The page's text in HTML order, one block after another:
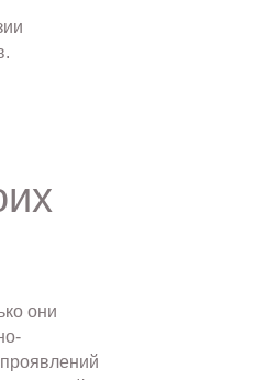
они